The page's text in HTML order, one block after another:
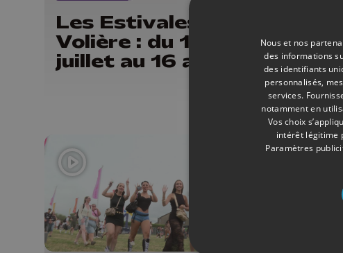
Les Estivales en
Volière : du 11
juillet au 16 août
La
Pepe
des
Nous et nos
des informations
des identifiants
personnalisés,
services.
notamment en
Vos choix
intérêt légitime
Paramètres